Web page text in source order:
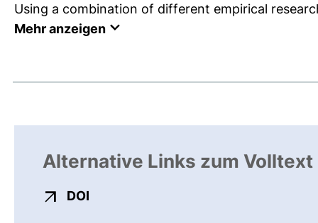
Using a combination of different empirical
Mehr anzeigen
Alternative Links zum Volltext
DOI